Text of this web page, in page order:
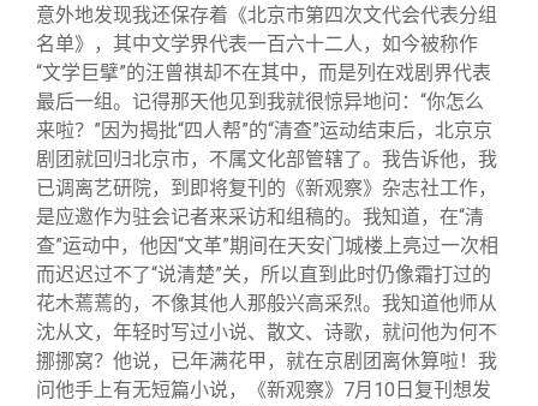
意外地发现我还保存着《北京市第四次文代会代表分组
名单》，其中文学界代表一百六十二人，如今被称作
“文学巨擘”的汪曾祺却不在其中，而是列在戏剧界代表
最后一组。记得那天他见到我就很惊异地问：“你怎么
来啦？”因为揭批“四人帮”的“清查”运动结束后，北京京
剧团就回归北京市，不属文化部管辖了。我告诉他，我
已调离艺研院，到即将复刊的《新观察》杂志社工作，
是应邀作为驻会记者来采访和组稿的。我知道，在“清
查”运动中，他因“文革”期间在天安门城楼上亮过一次相
而迟迟过不了“说清楚”关，所以直到此时仍像霜打过的
花木蔫蔫的，不像其他人那般兴高采烈。我知道他师从
沈从文，年轻时写过小说、散文、诗歌，就问他为何不
挪挪窝？他说，已年满花甲，就在京剧团离休算啦！我
问他手上有无短篇小说，《新观察》7月10日复刊想发